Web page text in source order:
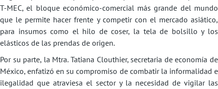
T-MEC, el bloque económico-comercial más grande del mundo
que le permite hacer frente y competir con el mercado asiático,
para insumos como el hilo de coser, la tela de bolsillo y los
elásticos de las prendas de origen.
Por su parte, la Mtra. Tatiana Clouthier, secretaria de economía de
México, enfatizó en su compromiso de combatir la informalidad e
ilegalidad que atraviesa el sector y la necesidad de vigilar las